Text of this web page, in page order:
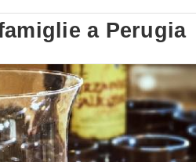
a Perugia